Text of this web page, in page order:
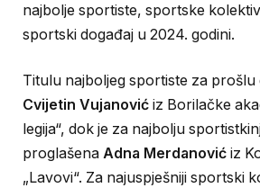
najbolje sportiste, sportske
sportski događaj u 2024. godini.
Titulu najboljeg sportiste za prošlu
Cvijetin Vujanović iz Borilačke
legija“, dok je za najbolju
proglašena Adna Merdanović iz
„Lavovi“. Za najuspješniji sportski